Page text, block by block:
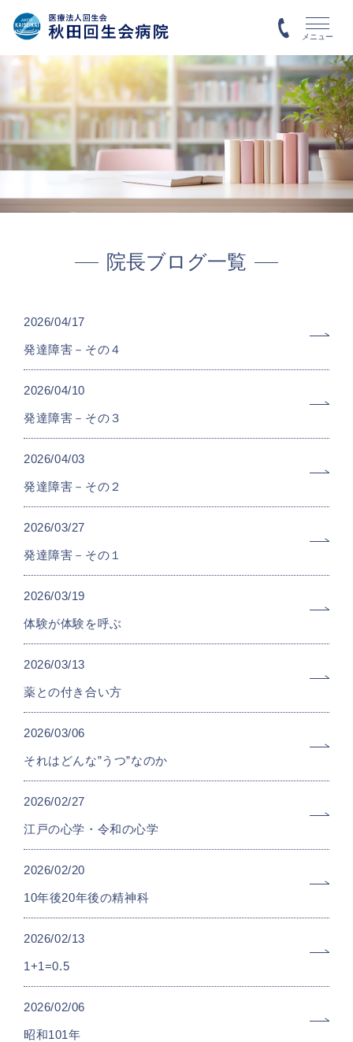
メニュー
院長ブログ一覧
2026/04/17
発達障害－その４
2026/04/10
発達障害－その３
2026/04/03
発達障害－その２
2026/03/27
発達障害－その１
2026/03/19
体験が体験を呼ぶ
2026/03/13
薬との付き合い方
2026/03/06
それはどんな”うつ”なのか
2026/02/27
江戸の心学・令和の心学
2026/02/20
10年後20年後の精神科
2026/02/13
1+1=0.5
2026/02/06
昭和101年